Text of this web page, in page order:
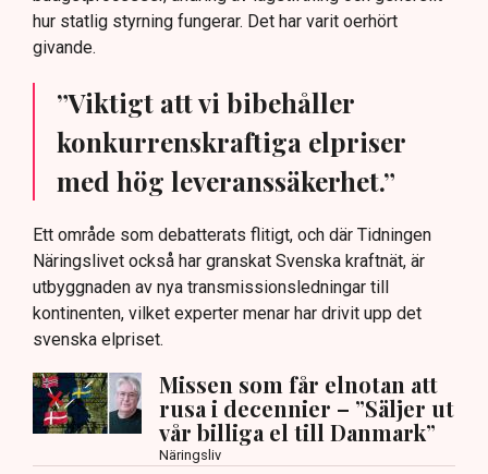
hur statlig styrning fungerar. Det har varit oerhört
givande.
”Viktigt att vi bibehåller
konkurrenskraftiga elpriser
med hög leveranssäkerhet.”
Ett område som debatterats flitigt, och där Tidningen
Näringslivet också har granskat Svenska kraftnät, är
utbyggnaden av nya transmissionsledningar till
kontinenten, vilket experter menar har drivit upp det
svenska elpriset.
Missen som får elnotan att
rusa i decennier – ”Säljer ut
vår billiga el till Danmark”
Näringsliv